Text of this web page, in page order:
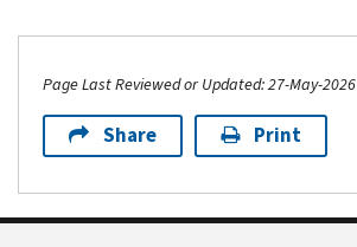
Page Last Reviewed or Updated: 27-May-2026
Share Print